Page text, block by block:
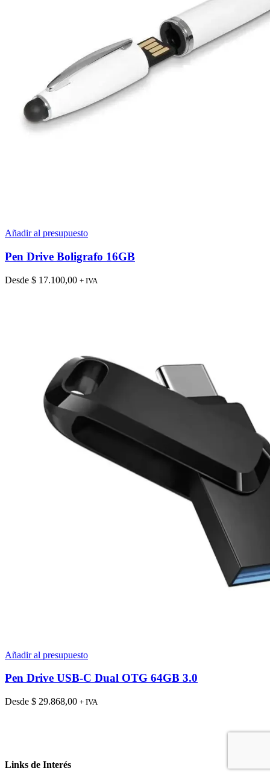
Añadir al presupuesto
Pen Drive Boligrafo 16GB
Desde $ 17.100,00 + IVA
Añadir al presupuesto
Pen Drive USB-C Dual OTG 64GB 3.0
Desde $ 29.868,00 + IVA
Links de Interés